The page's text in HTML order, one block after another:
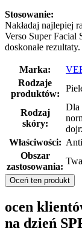
Stosowanie:
Nakładaj najlepiej
Verso Super Facial
doskonałe rezultaty.
Marka:
Rodzaje
produktów:
Rodzaj
skóry:
Dla
Właściwości:
Obszar
zastosowania:
Oceń ten produkt
ocen
na dzień